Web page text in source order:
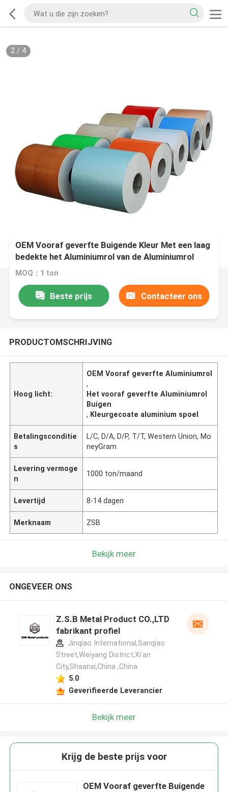
2/ 4
OEM Vooraf geverfte Buigende Kleur Met een laag
bedekte het Aluminiumrol van de Aluminiumrol
MOQ：1 ton
Beste prijs Contacteer ons
PRODUCTOMSCHRIJVING
Hoog licht:
OEM Vooraf geverfte Aluminiumrol
,
Het vooraf geverfte Aluminiumrol
Buigen
, Kleurgecoate aluminium spoel
Betalingsconditie
s
L/C, D/A, D/P, T/T, Western Union, Mo
neyGram
Levering vermoge
n
1000 ton/maand
Levertijd 8-14 dagen
Merknaam ZSB
Bekijk meer
ONGEVEER ONS
Z.S.B Metal Product CO.,LTD
fabrikant profiel
Jinqiao International,Sanqiao
Street,Weiyang District,Xi'an
City,Shaanxi,China ,China
5.0
Geverifieerde Leverancier
Bekijk meer
Krijg de beste prijs voor
OEM Vooraf geverfte Buigende